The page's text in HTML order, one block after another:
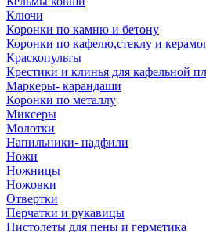
Ключи
Коронки по камню и бетону
Коронки по кафелю,стеклу и
Краскопульты
Крестики и клинья для кафельной
Маркеры- карандаши
Коронки по металлу
Миксеры
Молотки
Напильники- надфили
Ножи
Ножницы
Ножовки
Отвертки
Перчатки и рукавицы
Пистолеты для пены и герметика